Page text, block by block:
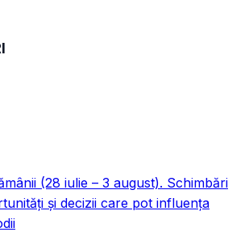
(28 iulie – 3 august). Schimbări
și decizii care pot influența